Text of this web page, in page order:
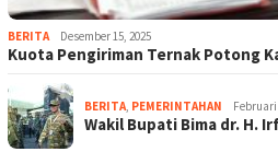
BERITA Desember 15, 2025
Kuota Pengiriman Ternak Potong
BERITA PEMERINTAHAN Februari
Wakil Bupati Bima dr. H.